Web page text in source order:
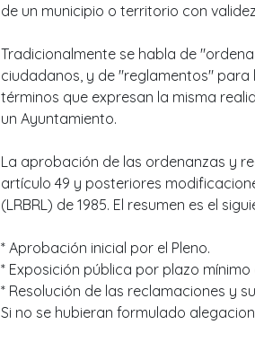
de un municipio o territorio con
Tradicionalmente se habla de
ciudadanos, y de "reglamentos"
términos que expresan la misma
un Ayuntamiento.
La aprobación de las ordenanzas y
artículo 49 y posteriores
(LRBRL) de 1985. El resumen es el
* Aprobación inicial por el Pleno.
* Exposición pública por plazo
* Resolución de las reclamaciones y
Si no se hubieran formulado